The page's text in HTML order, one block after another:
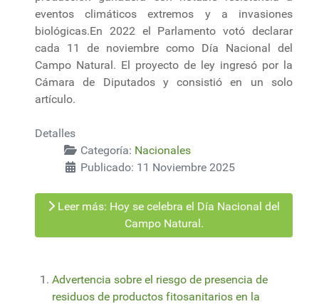
eventos climáticos extremos y a invasiones
biológicas.En 2022 el Parlamento votó declarar
cada 11 de noviembre como Día Nacional del
Campo Natural. El proyecto de ley ingresó por la
Cámara de Diputados y consistió en un solo
artículo.
Detalles
Categoría: Nacionales
Publicado: 11 Noviembre 2025
Leer más: Hoy se celebra el Día Nacional del
Campo Natural.
Advertencia sobre el riesgo de presencia de
residuos de productos fitosanitarios en la